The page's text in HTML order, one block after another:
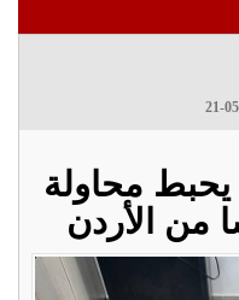
21-
يحبط محاولة